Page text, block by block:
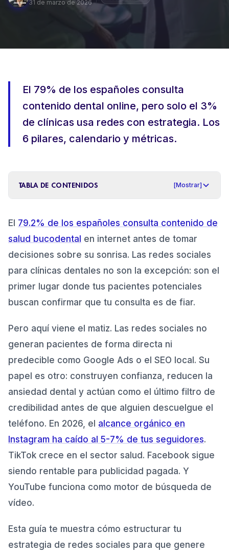
REDES SOCIALES ORGÁNICAS
PRODUCCIÓN DE CONTENIDOS +
31 de marzo de 2026
El 79% de los españoles consulta
contenido dental online, pero solo el 3%
de clínicas usa redes con estrategia. Los
6 pilares, calendario y métricas.
TABLA DE CONTENIDOS [Mostrar]
qué rol cumplen en la captación
2. Qué red social elegir para tu clínica dental en 2026
dentales
2.2. TikTok: el algoritmo que premia contenido, no
seguidores
YouTube: contenido perenne para búsquedas
de largo plazo
confianza en redes sociales
1. Antes y después de tratamientos
3.3. 3. El equipo humano de la clínica
3.4. 4. Tecnología y diferenciadores
3.5 . 5. Testimonios en vídeo de pacientes reales
3.6. 6. Entretenimiento y cultura dental
Qué métricas medir en redes sociales dentales (y
cuáles ignorar)
El 79.2% de los españoles consulta contenido de
salud bucodental en internet antes de tomar
decisiones sobre su sonrisa. Las redes sociales
para clínicas dentales no son la excepción: son el
primer lugar donde tus pacientes potenciales
buscan confirmar que tu consulta es de fiar.
Pero aquí viene el matiz. Las redes sociales no
generan pacientes de forma directa ni
predecible como Google Ads o el SEO local. Su
papel es otro: construyen confianza, reducen la
ansiedad dental y actúan como el último filtro de
credibilidad antes de que alguien descuelgue el
teléfono. En 2026, el alcance orgánico en
Instagram ha caído al 5-7% de tus seguidores.
TikTok crece en el sector salud. Facebook sigue
siendo rentable para publicidad pagada. Y
YouTube funciona como motor de búsqueda de
vídeo.
Esta guía te muestra cómo estructurar tu
estrategia de redes sociales para que genere